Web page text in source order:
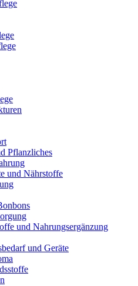
Pflanzliches
und Nährstoffe
und Nahrungsergänzung
und Geräte